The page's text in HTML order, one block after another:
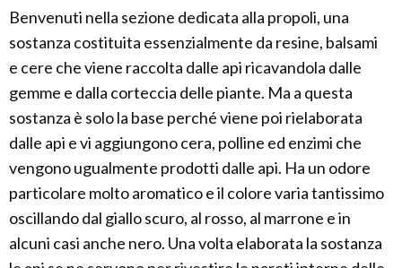
Benvenuti nella sezione dedicata alla propoli, una
sostanza costituita essenzialmente da resine, balsami
e cere che viene raccolta dalle api ricavandola dalle
gemme e dalla corteccia delle piante. Ma a questa
sostanza è solo la base perché viene poi rielaborata
dalle api e vi aggiungono cera, polline ed enzimi che
vengono ugualmente prodotti dalle api. Ha un odore
particolare molto aromatico e il colore varia tantissimo
oscillando dal giallo scuro, al rosso, al marrone e in
alcuni casi anche nero. Una volta elaborata la sostanza